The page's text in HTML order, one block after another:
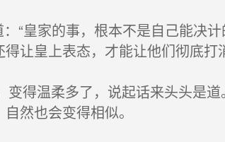
“皇家的事，根本不是自己能决
让皇上表态，才能让他们彻底打
得温柔多了，说起话来头头是
然也会变得相似。